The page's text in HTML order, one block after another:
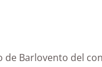
de Barlovento del